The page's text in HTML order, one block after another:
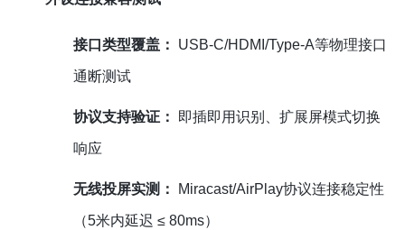
接口类型覆盖： USB-C/HDMI/Type-A等物理接口
通断测试
协议支持验证： 即插即用识别、扩展屏模式切换
响应
无线投屏实测： Miracast/AirPlay协议连接稳定性
（5米内延迟 ≤ 80ms）